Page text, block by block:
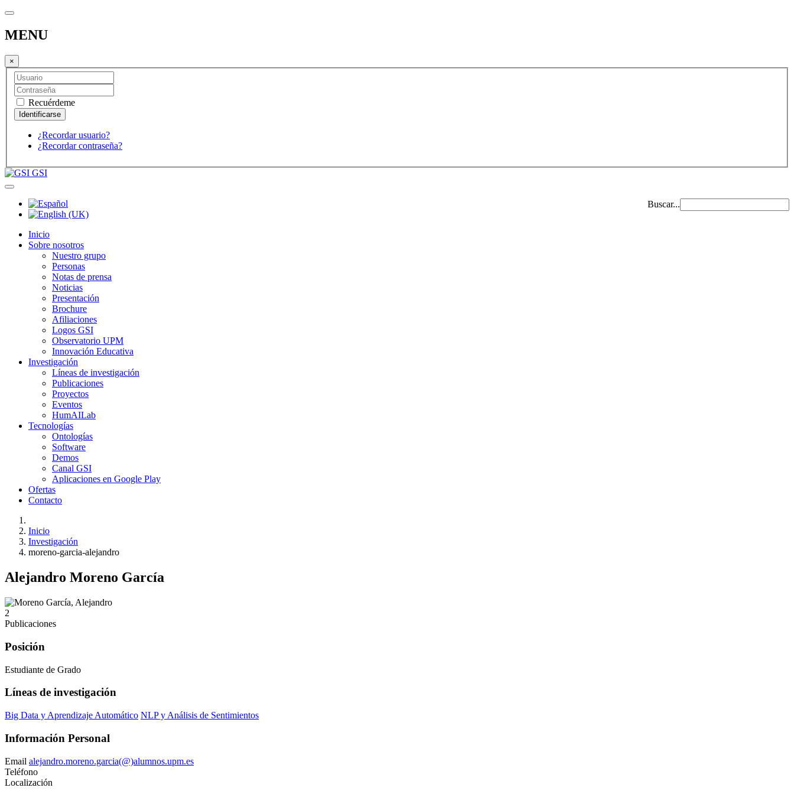
MENU
×
Recuérdeme
¿Recordar usuario?
¿Recordar contraseña?
GSI
Buscar...
Inicio
Sobre nosotros
Nuestro grupo
Personas
Notas de prensa
Noticias
Presentación
Brochure
Afiliaciones
Logos GSI
Observatorio UPM
Innovación Educativa
Investigación
Líneas de investigación
Publicaciones
Proyectos
Eventos
HumAILab
Tecnologías
Ontologías
Software
Demos
Canal GSI
Aplicaciones en Google Play
Ofertas
Contacto
Inicio
Investigación
moreno-garcia-alejandro
Alejandro Moreno García
2
Publicaciones
Posición
Estudiante de Grado
Líneas de investigación
Big Data y Aprendizaje Automático NLP y Análisis de Sentimientos
Información Personal
Email alejandro.moreno.garcia(@)alumnos.upm.es
Teléfono
Localización